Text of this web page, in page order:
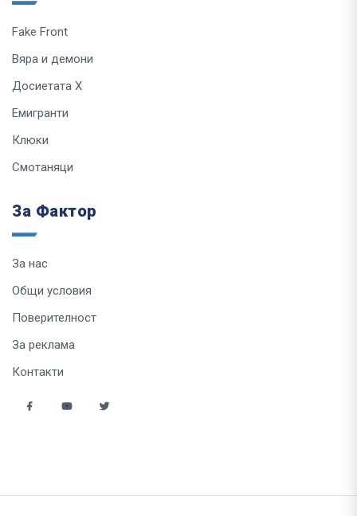
Fake Front
Вяра и демони
Досиетата Х
Емигранти
Клюки
Смотаняци
За Фактор
За нас
Общи условия
Поверителност
За реклама
Контакти